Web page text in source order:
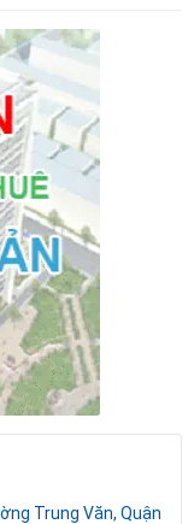
Trung Văn, Quận